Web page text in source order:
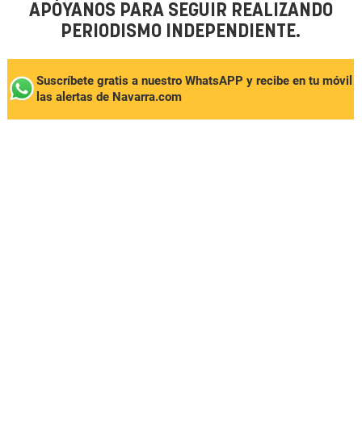
APÓYANOS PARA SEGUIR REALIZANDO
PERIODISMO INDEPENDIENTE.
Suscríbete gratis a nuestro WhatsAPP y recibe en tu móvil
las alertas de Navarra.com